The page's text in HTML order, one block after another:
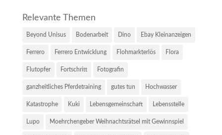
Relevante Themen
Beyond Unisus Bodenarbeit Dino Ebay Kleinanzeigen
Ferrero Ferrero Entwicklung Flohmarkterlös Flora
Flutopfer Fortschritt Fotografin
ganzheitliches Pferdetraining gutes tun Hochwasser
Katastrophe Kuki Lebensgemeinschaft Lebensstelle
Lupo Moehrchengeber Weihnachtsrätsel mit Gewinnspiel